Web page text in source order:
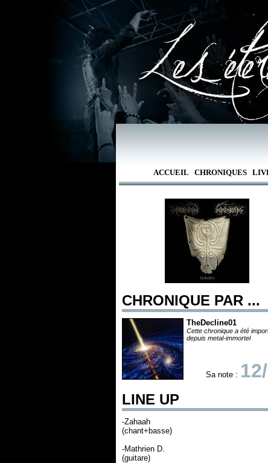
ACCUEIL CHRONIQUES
CHRONIQUE PAR ...
TheDecline01
Cette chronique a été
depuis metal-immortel
Sa note :
LINE UP
-Zahaah
(chant+basse)
-Mathrien D.
(guitare)